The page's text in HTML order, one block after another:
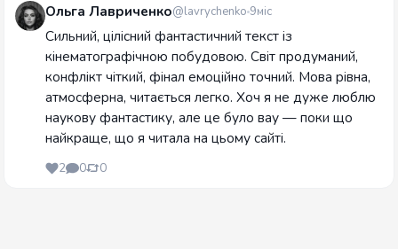
Ольга Лавриченко@lavrychenko 9міс
Сильний, цілісний фантастичний текст із
кінематографічною побудовою. Світ продуманий,
конфлікт чіткий, фінал емоційно точний. Мова рівна,
атмосферна, читається легко. Хоч я не дуже люблю
наукову фантастику, але це було вау — поки що
найкраще, що я читала на цьому сайті.
2 0 0